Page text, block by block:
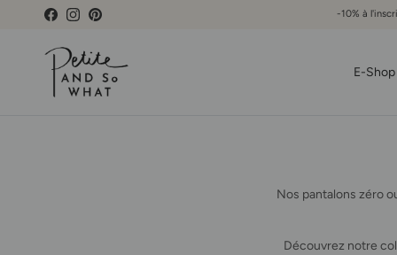
Aller au contenu
FacebookInstagramPinterest -10% à
E-Shop
Nos pantalons zéro
Découvrez notre